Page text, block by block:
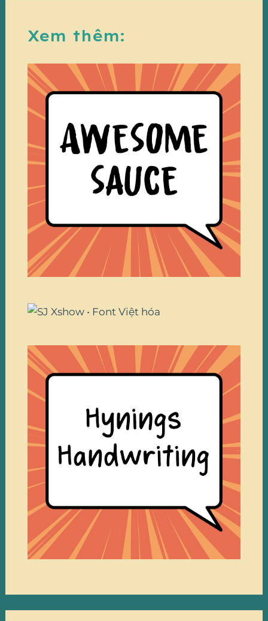
Xem thêm: